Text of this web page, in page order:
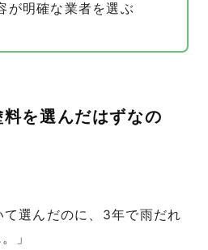
が明確な業者を選ぶ
を選んだはずなの
て選んだのに、3年で雨だれ
」